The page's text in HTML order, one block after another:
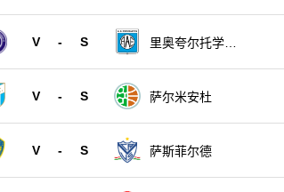
V - S
里奥夸尔托学生
V - S 萨尔米安杜
V - S 萨斯菲尔德